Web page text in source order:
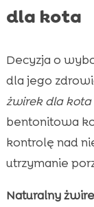
dla kota
Decyzja o
dla jego
żwirek dla kota
bentonitowa
kontrolę nad
utrzymanie
Naturalny